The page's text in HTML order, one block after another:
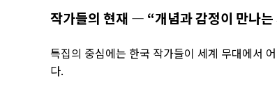
작가들의 현재 ― “개념과 감정이 만나는
특집의 중심에는 한국 작가들이 세계 무대에서
다.